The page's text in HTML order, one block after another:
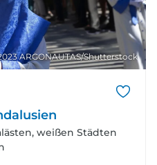
ARGONAUTAS/Shutterstock
weißen Städten